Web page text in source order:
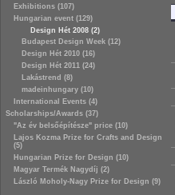
Exhibitions (107)
Hungarian event (129)
Design Hét 2008 (2)
Budapest Design Week (12)
Design Hét 2010 (16)
Design Hét 2011 (24)
Lakástrend (8)
madeinhungary (10)
International Events (4)
Scholarships/Awards (37)
"Az év belsőépítésze" price (10)
Lajos Kozma Prize for Crafts and Design
(5)
Hungarian Prize for Design (10)
Magyar Termék Nagydíj (2)
László Moholy-Nagy Prize for Design (9)